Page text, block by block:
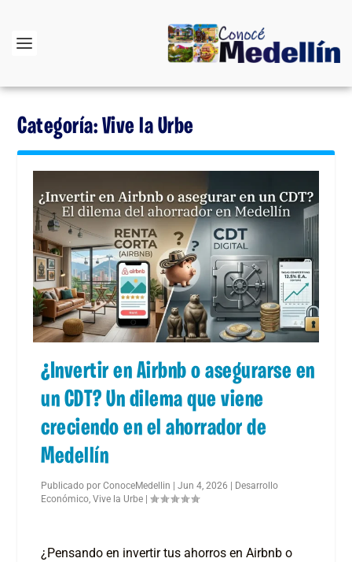
Categoría:Vive la Urbe
¿Invertir en Airbnb o asegurarse en
un CDT? Un dilema que viene
creciendo en el ahorrador de
Medellín
Publicado porConoceMedellin |Jun 4, 2026 | Desarrollo
Económico ,Vive la Urbe |
¿Pensando en invertir tus ahorros en Airbnb o